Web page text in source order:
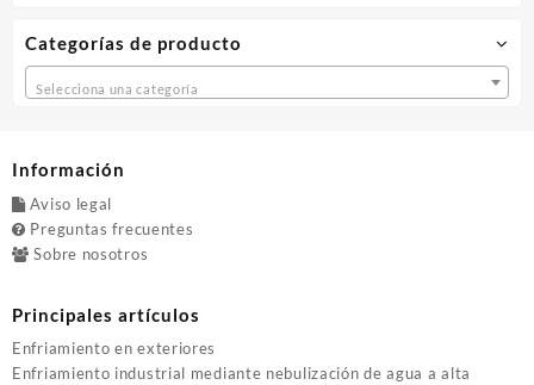
de
producto
Categorías de producto
Selecciona una categoría
Información
Aviso legal
Preguntas frecuentes
Sobre nosotros
Principales artículos
Enfriamiento en exteriores
Enfriamiento industrial mediante nebulización de agua a alta